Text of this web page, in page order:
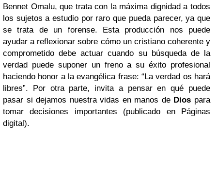
Bennet Omalu, que trata con la máxima dignidad a todos
los sujetos a estudio por raro que pueda parecer, ya que
se trata de un forense. Esta producción nos puede
ayudar a reflexionar sobre cómo un cristiano coherente y
comprometido debe actuar cuando su búsqueda de la
verdad puede suponer un freno a su éxito profesional
haciendo honor a la evangélica frase: “La verdad os hará
libres”. Por otra parte, invita a pensar en qué puede
pasar si dejamos nuestra vidas en manos de Dios para
tomar decisiones importantes (publicado en Páginas
digital).